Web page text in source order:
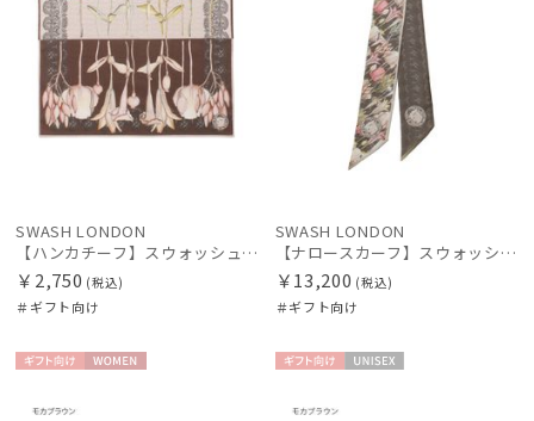
レディース キッズ
ブランド
マフラー・ストール・スカーフ
SWASH LONDON
【ハンカチーフ】スウォッシュロンドン (SWASH LONDON) Garden Act 52×52 日本製
￥2,750 (税込)
＃ギフト向け
SWASH LONDON
【ナロースカーフ】スウォッシュロンドン (SWASH LONDON) FLOWER 8×130 日本製
￥13,200 (税込)
＃ギフト向け
向け
向け